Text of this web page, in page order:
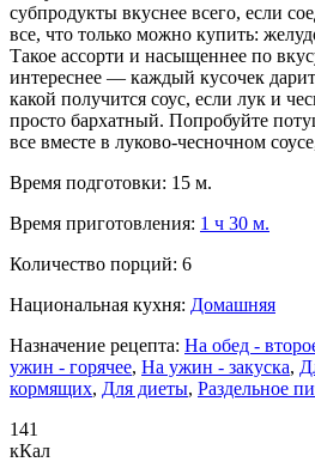
субпродукты вкуснее всего, если
все, что только можно купить:
Такое ассорти и насыщеннее по
интереснее — каждый кусочек
какой получится соус, если лук и
просто бархатный. Попробуйте
все вместе в луково-чесночном
Время подготовки: 15 м.
Время приготовления: 1 ч 30 м.
Количество порций: 6
Национальная кухня: Домашняя
Назначение рецепта: На обед -
ужин - горячее, На ужин - закуска,
кормящих, Для диеты, Раздельное
141
кКал